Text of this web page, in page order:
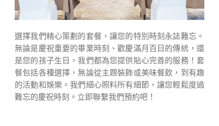
選擇我們精心策劃的套餐，讓您的特別時刻永誌難忘。
無論是慶祝重要的畢業時刻、歡慶滿月百日的傳統，還
是您的孩子生日，我們都為您提供貼心完善的服務！套
餐包括各種選擇，無論從主題裝飾或美味餐飲，到有趣
的活動和娛樂。我們細心照料所有細節，讓您輕鬆度過
難忘的慶祝時刻。立即聯繫我們預約吧！
名字:
姓氏: